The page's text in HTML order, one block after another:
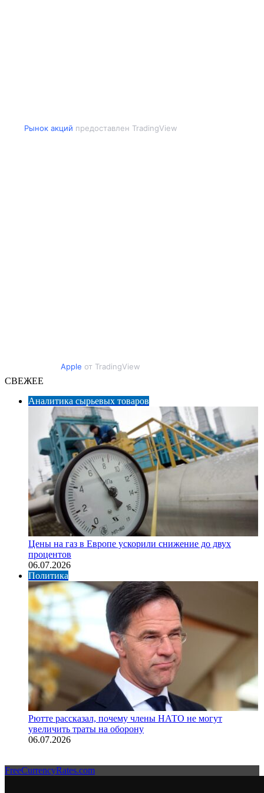
Рынок акций предоставлен TradingView
Apple от TradingView
СВЕЖЕЕ
Аналитика сырьевых товаров
Цены на газ в Европе ускорили снижение до двух
процентов
06.07.2026
Политика
Рютте рассказал, почему члены НАТО не могут
увеличить траты на оборону
06.07.2026
FreeCurrencyRates.com